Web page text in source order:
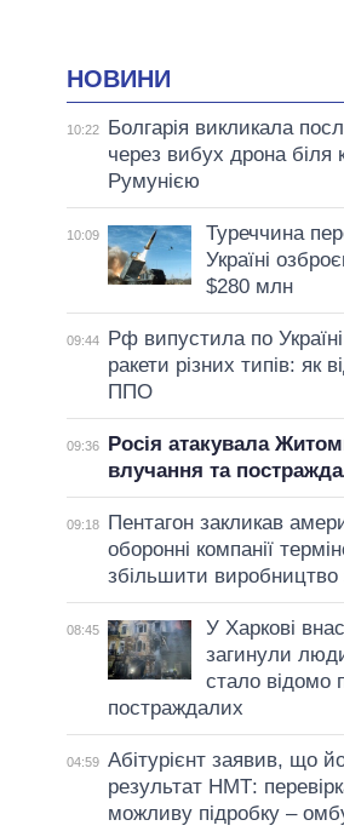
НОВИНИ
10:22
Болгарія викликала
через вибух дрона біля
Румунією
10:09
Туреччина
Україні
$280 млн
09:44
Рф випустила по
ракети різних типів: як
ППО
09:36
Росія атакувала
влучання та
09:18
Пентагон закликав
оборонні компанії
збільшити виробництво
08:45
У Харкові
загинули
стало відомо
постраждалих
04:59 Абітурієнт заявив, що
результат НМТ:
можливу підробку –